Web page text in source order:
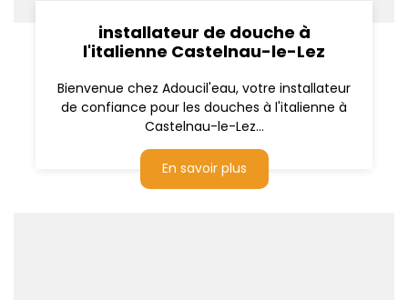
installateur de douche à
l'italienne Castelnau-le-Lez
Bienvenue chez Adoucil'eau, votre installateur
de confiance pour les douches à l'italienne à
Castelnau-le-Lez...
En savoir plus